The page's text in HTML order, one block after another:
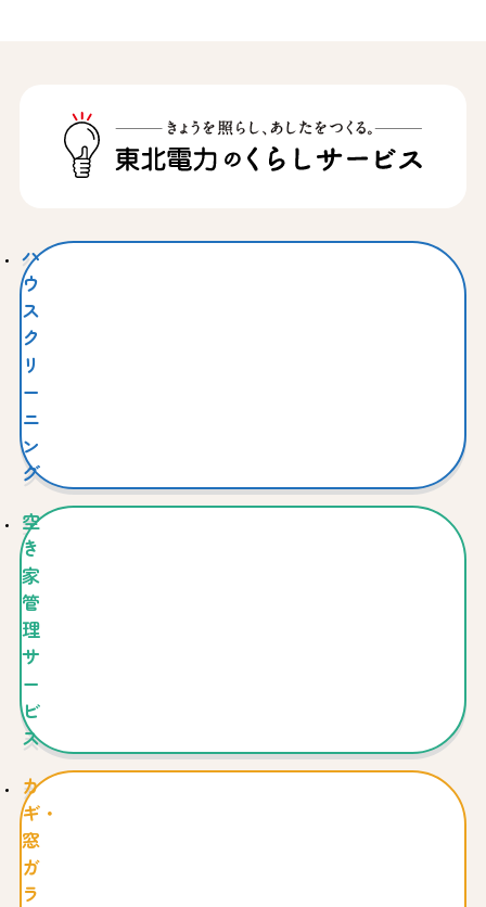
ハ
ウ
ス
ク
リ
ー
ニ
ン
グ
空
き
家
管
理
サ
ー
ビ
ス
カ
ギ・
窓
ガ
ラ